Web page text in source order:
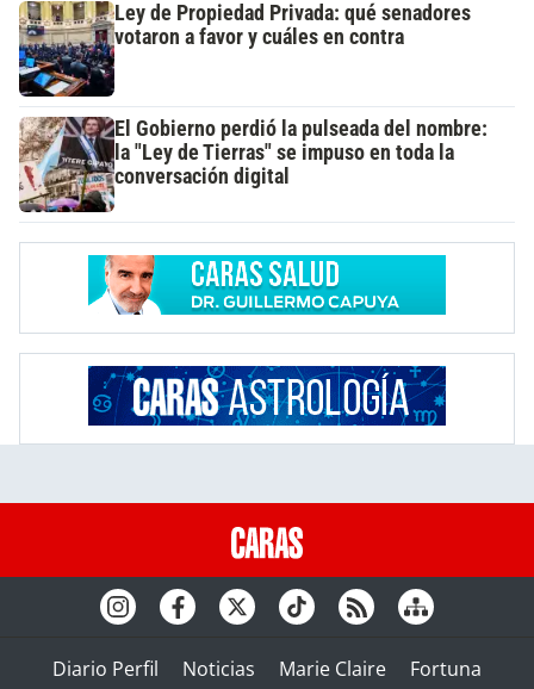
Ley de Propiedad Privada: qué senadores
votaron a favor y cuáles en contra
El Gobierno perdió la pulseada del nombre:
la "Ley de Tierras" se impuso en toda la
conversación digital
Diario Perfil Noticias Marie Claire Fortuna